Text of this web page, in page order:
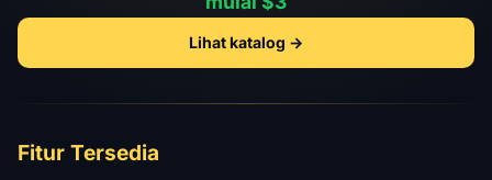
Lihat katalog →
Fitur Tersedia